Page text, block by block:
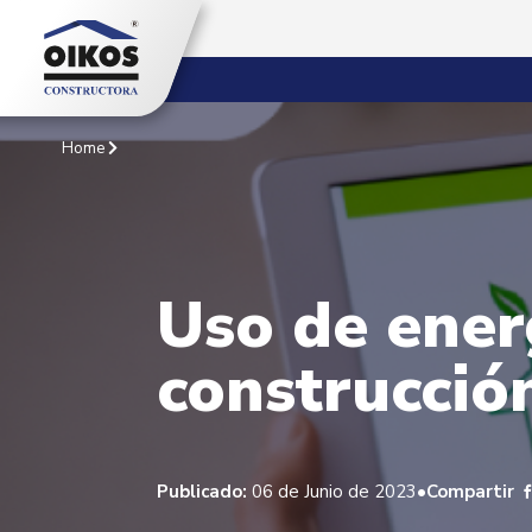
Home
Uso de
Publicado: 06 de Junio de 2023•Compartir